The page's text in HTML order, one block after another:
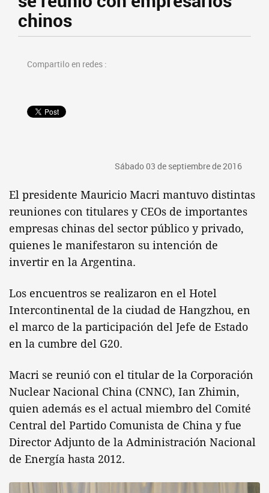
chinos
Compartilo en redes :
Sábado 03 de septiembre de 2016
El presidente Mauricio Macri mantuvo distintas
reuniones con titulares y CEOs de importantes
empresas chinas del sector público y privado,
quienes le manifestaron su intención de
invertir en la Argentina.
Los encuentros se realizaron en el Hotel
Intercontinental de la ciudad de Hangzhou, en
el marco de la participación del Jefe de Estado
en la cumbre del G20.
Macri se reunió con el titular de la Corporación
Nuclear Nacional China (CNNC), Ian Zhimin,
quien además es el actual miembro del Comité
Central del Partido Comunista de China y fue
Director Adjunto de la Administración Nacional
de Energía hasta 2012.